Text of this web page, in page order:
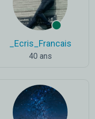
_Ecris_Francais
40 ans